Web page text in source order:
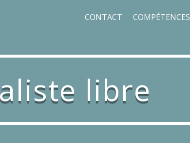
CONTACT COMPÉTENCES
libre